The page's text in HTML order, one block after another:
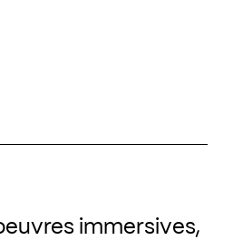
immersives,